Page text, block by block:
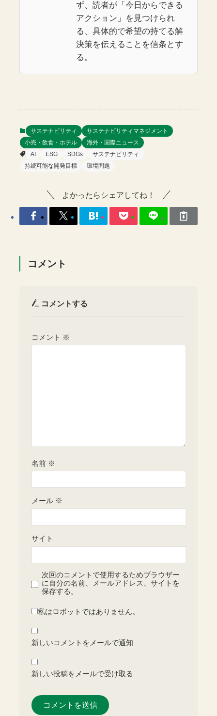
ず、読者が「今日からできる
アクション」を見つけられ
る、具体的で希望の持てる解
決策を伝えることを信条とす
る。
サステナビリティ
サステナビリティマネジメント
小売・飲食・ホテル
海外・国際ニュース
AI
ESG SDGs
サステナビリティ
持続可能な開発目標
環境問題
よかったらシェアしてね！
コメント
コメントする
コメント ※
名前 ※
メール ※
サイト
次回のコメントで使用するためブラウザー
に自分の名前、メールアドレス、サイトを
保存する。
私はロボットではありません。
新しいコメントをメールで通知
新しい投稿をメールで受け取る